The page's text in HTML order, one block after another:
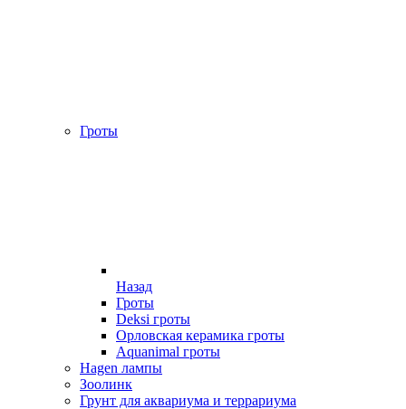
Гроты
Назад
Гроты
Deksi гроты
Орловская керамика гроты
Aquanimal гроты
Hagen лампы
Зоолинк
Грунт для аквариума и террариума